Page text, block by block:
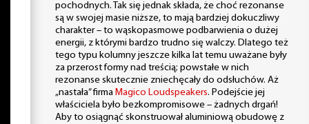
pochodnych. Tak się jednak składa, że choć rezonanse
są w swojej masie niższe, to mają bardziej dokuczliwy
charakter – to wąskopasmowe podbarwienia o dużej
energii, z którymi bardzo trudno się walczy. Dlatego też
tego typu kolumny jeszcze kilka lat temu uważane były
za przerost formy nad treścią; powstałe w nich
rezonanse skutecznie zniechęcały do odsłuchów. Aż
„nastała” firma Magico Loudspeakers. Podejście jej
właściciela było bezkompromisowe – żadnych drgań!
Aby to osiągnąć skonstruował aluminiową obudowę z